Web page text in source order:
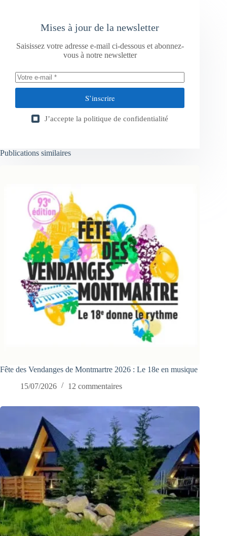
Mises à jour de la newsletter
Saisissez votre adresse e-mail ci-dessous et abonnez-
vous à notre newsletter
S’inscrire
J’accepte la politique de confidentialité
Publications similaires
Fête des Vendanges de Montmartre 2026 : Le 18e en musique
15/07/2026
12 commentaires